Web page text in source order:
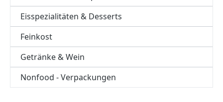
Eisspezialitäten & Desserts
Feinkost
Getränke & Wein
Nonfood - Verpackungen